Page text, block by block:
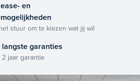
en
stuur om te kiezen wat jij wil
langste garanties
jaar garantie